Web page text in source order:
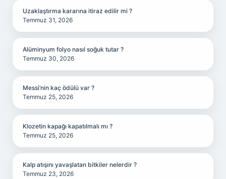
Uzaklaştırma kararına itiraz edilir mi ?
Temmuz 31, 2026
Alüminyum folyo nasıl soğuk tutar ?
Temmuz 30, 2026
Messi’nin kaç ödülü var ?
Temmuz 25, 2026
Klozetin kapağı kapatılmalı mı ?
Temmuz 25, 2026
Kalp atışını yavaşlatan bitkiler nelerdir ?
Temmuz 23, 2026